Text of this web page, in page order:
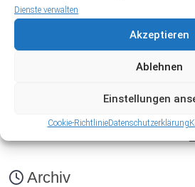
Dienste verwalten
Akzeptieren
Ablehnen
Einstellungen
Cookie-RichtlinieDatenschutzerklärung
Archiv